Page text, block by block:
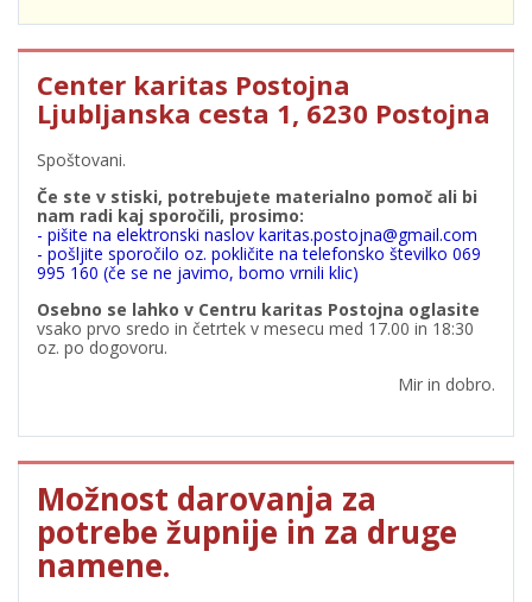
Center karitas Postojna
Ljubljanska cesta 1, 6230 Postojna
Spoštovani.
Če ste v stiski, potrebujete materialno pomoč ali bi
nam radi kaj sporočili, prosimo:
- pišite na elektronski naslov karitas.postojna@gmail.com
- pošljite sporočilo oz. pokličite na telefonsko številko 069
995 160 (če se ne javimo, bomo vrnili klic)
Osebno se lahko v Centru karitas Postojna oglasite
vsako prvo sredo in četrtek v mesecu med 17.00 in 18:30
oz. po dogovoru.
Mir in dobro.
Možnost darovanja za
potrebe župnije in za druge
namene.